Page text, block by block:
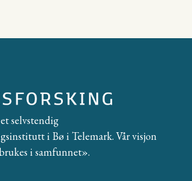
selvstendig
i Bø i Telemark. Vår visjon
i samfunnet».